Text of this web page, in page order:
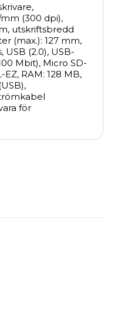
(300 dpi),
utskriftsbredd
(max.): 127 mm,
USB (2.0), USB-
Mbit), Micro SD-
RAM: 128 MB,
för